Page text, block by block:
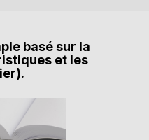
basé sur la
et les